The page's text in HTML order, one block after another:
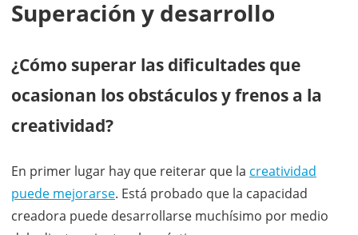
Superación y desarrollo
¿Cómo superar las dificultades que
ocasionan los obstáculos y frenos a la
creatividad?
En primer lugar hay que reiterar que la creatividad
puede mejorarse. Está probado que la capacidad
creadora puede desarrollarse muchísimo por medio